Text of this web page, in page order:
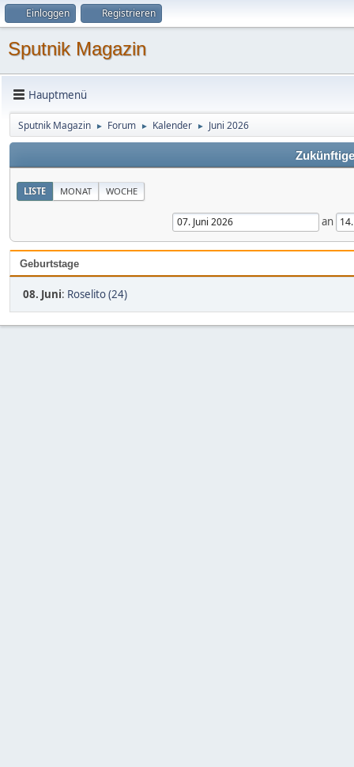
Einloggen Registrieren
Sputnik Magazin
Hauptmenü
Sputnik Magazin ► Forum ► Kalender ► Juni 2026
LISTE MONAT WOCHE
an
Geburtstage
08. Juni: Roselito (24)